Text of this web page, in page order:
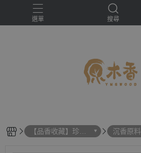
選單 搜尋
【品香收藏】珍貴
原料區
沉香原料